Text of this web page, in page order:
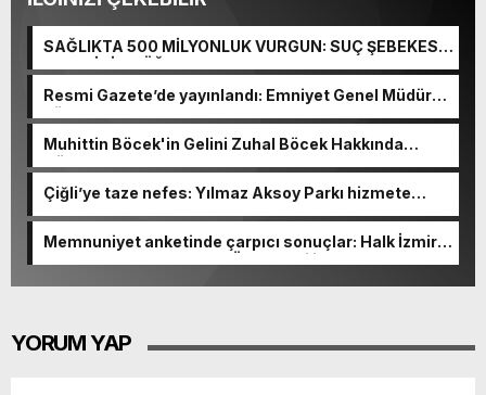
SAĞLIKTA 500 MİLYONLUK VURGUN: SUÇ ŞEBEKESİ
KAÇIŞ İÇİN DÜĞMEYE BASTI!
Resmi Gazete’de yayınlandı: Emniyet Genel Müdürü
görevden alındı!
Muhittin Böcek'in Gelini Zuhal Böcek Hakkında
Gözaltı Kararı!
Çiğli’ye taze nefes: Yılmaz Aksoy Parkı hizmete
Memnuniyet anketinde çarpıcı sonuçlar: Halk İzmirli
başkanlardan memnun, Ömer Eşki ilk sırada
YORUM YAP